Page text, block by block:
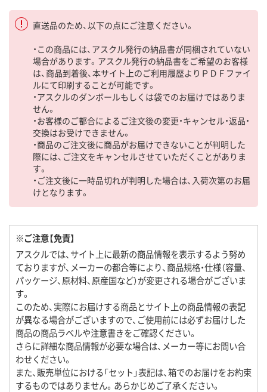
直送品のため、以下の点にご注意ください。
・この商品には、アスクル発行の納品書が同梱されていない
場合があります。アスクル発行の納品書をご希望のお客様
は、商品到着後、本サイト上のご利用履歴よりＰＤＦファイ
ルにて印刷することが可能です。
・アスクルのダンボールもしくは袋でのお届けではありま
せん。
・お客様のご都合によるご注文後の変更・キャンセル・返品・
交換はお受けできません。
・商品のご注文後に商品がお届けできないことが判明した
際には、ご注文をキャンセルさせていただくことがありま
す。
・ご注文後に一時品切れが判明した場合は、入荷次第のお届
けとなります。
※ご注意【免責】
アスクルでは、サイト上に最新の商品情報を表示するよう努め
ておりますが、メーカーの都合等により、商品規格・仕様（容量、
パッケージ、原材料、原産国など）が変更される場合がございま
す。
このため、実際にお届けする商品とサイト上の商品情報の表記
が異なる場合がございますので、ご使用前には必ずお届けした
商品の商品ラベルや注意書きをご確認ください。
さらに詳細な商品情報が必要な場合は、メーカー等にお問い合
わせください。
また、販売単位における「セット」表記は、箱でのお届けをお約束
するものではありません。あらかじめご了承ください。